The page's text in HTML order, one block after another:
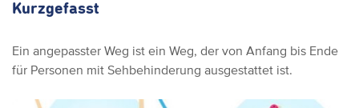
Kurzgefasst
Ein angepasster Weg ist ein Weg, der von Anfang bis Ende
für Personen mit Sehbehinderung ausgestattet ist.